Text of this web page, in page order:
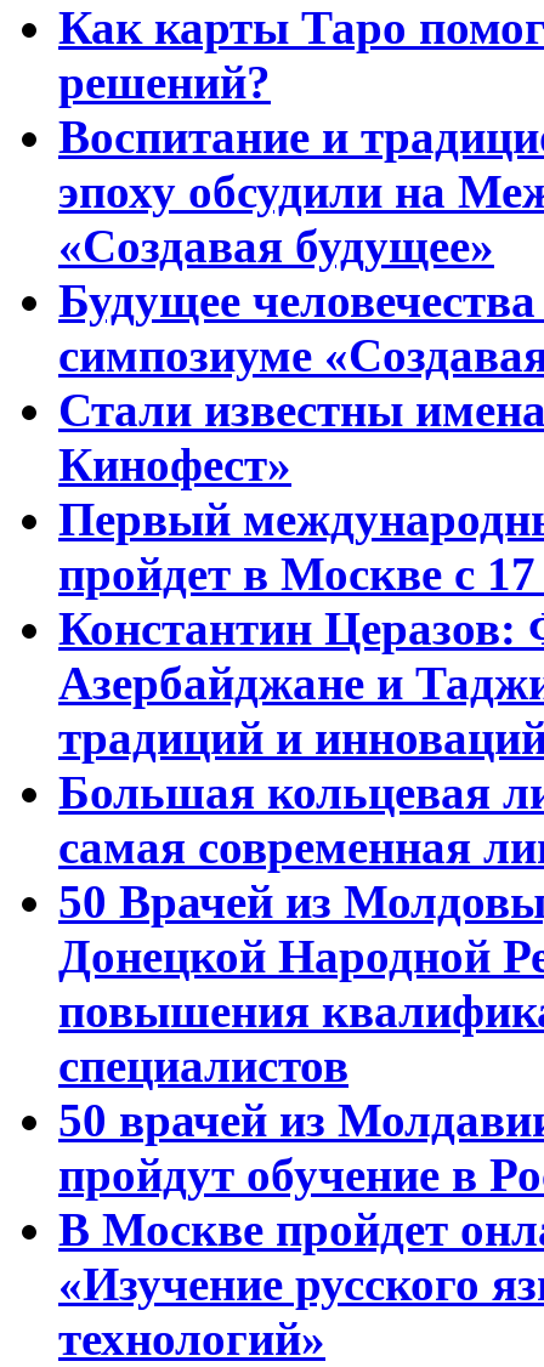
Как карты Таро
решений?
Воспитание и
эпоху обсудили на
«Создавая будущее»
Будущее
симпозиуме
Стали известны
Кинофест»
Первый
пройдет в Москве с
Константин Церазов:
Азербайджане и
традиций и
Большая кольцевая
самая современная
50 Врачей из
Донецкой Народной
повышения
специалистов
50 врачей из
пройдут обучение в
В Москве пройдет
«Изучение русского
технологий»